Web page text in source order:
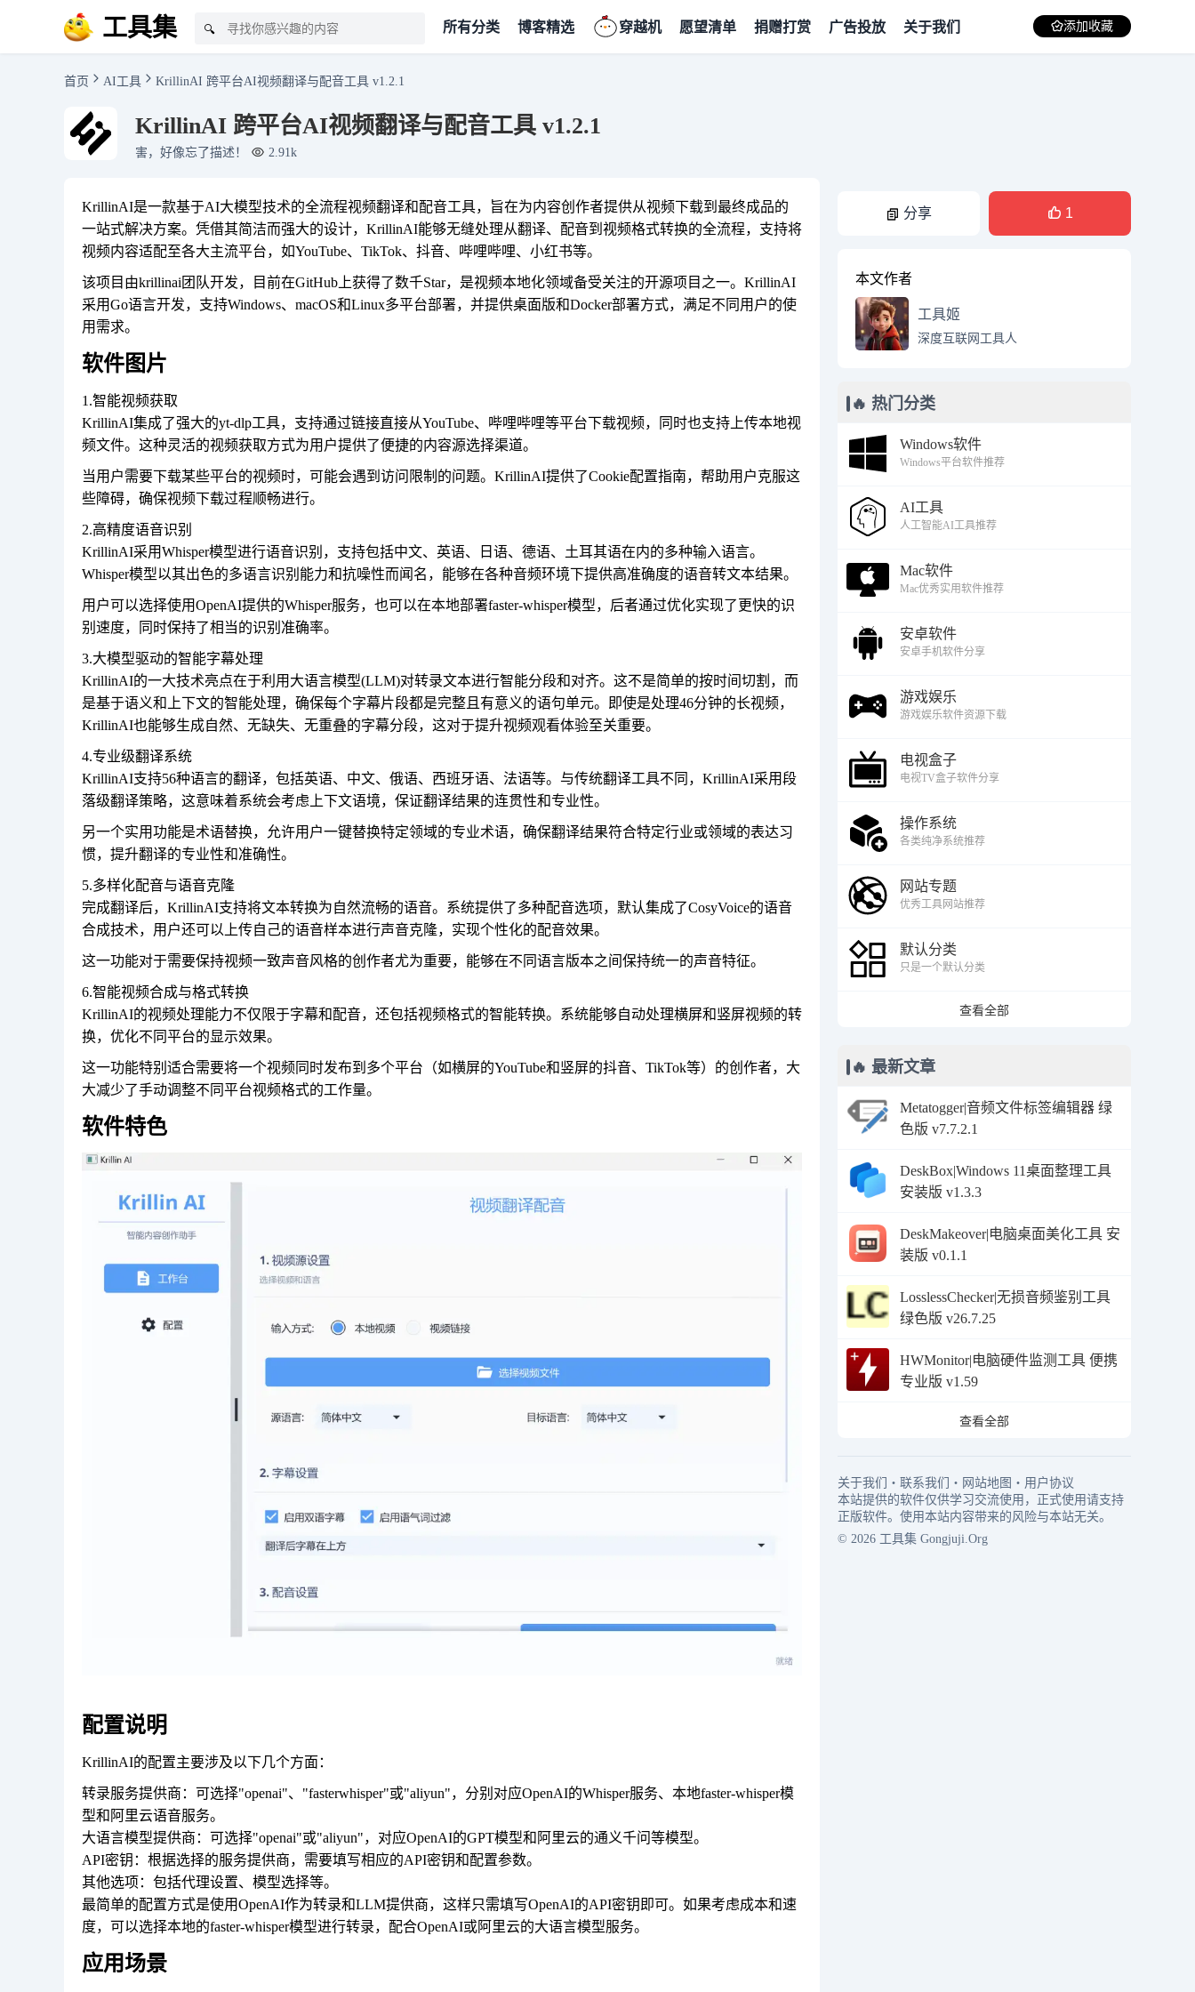
工具集 🔍 所有分类 博客精选 穿越机 愿望清单 捐赠打赏 广告投放 关于我们 添加收藏
首页 AI工具 KrillinAI 跨平台AI视频翻译与配音工具 v1.2.1
KrillinAI 跨平台AI视频翻译与配音工具 v1.2.1
害，好像忘了描述！ 2.91k
KrillinAI是一款基于AI大模型技术的全流程视频翻译和配音工具，旨在为内容创作者提供从视频下载到最终成品的
一站式解决方案。凭借其简洁而强大的设计，KrillinAI能够无缝处理从翻译、配音到视频格式转换的全流程，支持将
视频内容适配至各大主流平台，如YouTube、TikTok、抖音、哔哩哔哩、小红书等。
该项目由krillinai团队开发，目前在GitHub上获得了数千Star，是视频本地化领域备受关注的开源项目之一。KrillinAI
采用Go语言开发，支持Windows、macOS和Linux多平台部署，并提供桌面版和Docker部署方式，满足不同用户的使
用需求。
软件图片
1.智能视频获取
KrillinAI集成了强大的yt-dlp工具，支持通过链接直接从YouTube、哔哩哔哩等平台下载视频，同时也支持上传本地视
频文件。这种灵活的视频获取方式为用户提供了便捷的内容源选择渠道。
当用户需要下载某些平台的视频时，可能会遇到访问限制的问题。KrillinAI提供了Cookie配置指南，帮助用户克服这
些障碍，确保视频下载过程顺畅进行。
2.高精度语音识别
KrillinAI采用Whisper模型进行语音识别，支持包括中文、英语、日语、德语、土耳其语在内的多种输入语言。
Whisper模型以其出色的多语言识别能力和抗噪性而闻名，能够在各种音频环境下提供高准确度的语音转文本结果。
用户可以选择使用OpenAI提供的Whisper服务，也可以在本地部署faster-whisper模型，后者通过优化实现了更快的识
别速度，同时保持了相当的识别准确率。
3.大模型驱动的智能字幕处理
KrillinAI的一大技术亮点在于利用大语言模型(LLM)对转录文本进行智能分段和对齐。这不是简单的按时间切割，而
是基于语义和上下文的智能处理，确保每个字幕片段都是完整且有意义的语句单元。即使是处理46分钟的长视频，
KrillinAI也能够生成自然、无缺失、无重叠的字幕分段，这对于提升视频观看体验至关重要。
4.专业级翻译系统
KrillinAI支持56种语言的翻译，包括英语、中文、俄语、西班牙语、法语等。与传统翻译工具不同，KrillinAI采用段
落级翻译策略，这意味着系统会考虑上下文语境，保证翻译结果的连贯性和专业性。
另一个实用功能是术语替换，允许用户一键替换特定领域的专业术语，确保翻译结果符合特定行业或领域的表达习
惯，提升翻译的专业性和准确性。
5.多样化配音与语音克隆
完成翻译后，KrillinAI支持将文本转换为自然流畅的语音。系统提供了多种配音选项，默认集成了CosyVoice的语音
合成技术，用户还可以上传自己的语音样本进行声音克隆，实现个性化的配音效果。
这一功能对于需要保持视频一致声音风格的创作者尤为重要，能够在不同语言版本之间保持统一的声音特征。
6.智能视频合成与格式转换
KrillinAI的视频处理能力不仅限于字幕和配音，还包括视频格式的智能转换。系统能够自动处理横屏和竖屏视频的转
换，优化不同平台的显示效果。
这一功能特别适合需要将一个视频同时发布到多个平台（如横屏的YouTube和竖屏的抖音、TikTok等）的创作者，大
大减少了手动调整不同平台视频格式的工作量。
软件特色
配置说明
KrillinAI的配置主要涉及以下几个方面：
转录服务提供商：可选择"openai"、"fasterwhisper"或"aliyun"，分别对应OpenAI的Whisper服务、本地faster-whisper模
型和阿里云语音服务。
大语言模型提供商：可选择"openai"或"aliyun"，对应OpenAI的GPT模型和阿里云的通义千问等模型。
API密钥：根据选择的服务提供商，需要填写相应的API密钥和配置参数。
其他选项：包括代理设置、模型选择等。
最简单的配置方式是使用OpenAI作为转录和LLM提供商，这样只需填写OpenAI的API密钥即可。如果考虑成本和速
度，可以选择本地的faster-whisper模型进行转录，配合OpenAI或阿里云的大语言模型服务。
应用场景
分享 1
本文作者
工具姬
深度互联网工具人
🔥 热门分类
Windows软件
Windows平台软件推荐
AI工具
人工智能AI工具推荐
Mac软件
Mac优秀实用软件推荐
安卓软件
安卓手机软件分享
游戏娱乐
游戏娱乐软件资源下载
电视盒子
电视TV盒子软件分享
操作系统
各类纯净系统推荐
网站专题
优秀工具网站推荐
默认分类
只是一个默认分类
查看全部
🔥 最新文章
Metatogger|音频文件标签编辑器 绿
色版 v7.7.2.1
DeskBox|Windows 11桌面整理工具
安装版 v1.3.3
DeskMakeover|电脑桌面美化工具 安
装版 v0.1.1
LosslessChecker|无损音频鉴别工具
绿色版 v26.7.25
HWMonitor|电脑硬件监测工具 便携
专业版 v1.59
查看全部
关于我们 ・ 联系我们 ・ 网站地图 ・ 用户协议
本站提供的软件仅供学习交流使用，正式使用请支持
正版软件。使用本站内容带来的风险与本站无关。
© 2026 工具集 Gongjuji.Org